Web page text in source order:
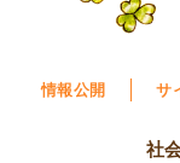
情報公開 サ
社